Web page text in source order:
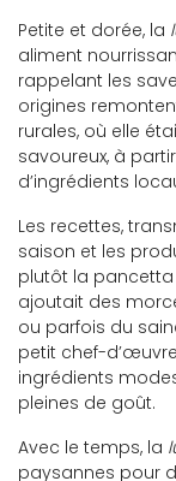
Petite et dorée, la
aliment
rappelant les
origines
rurales, où elle
savoureux, à
d’ingrédients
Les recettes,
saison et les
plutôt la pancetta
ajoutait des
ou parfois du
petit chef-
ingrédients
pleines de goût.
Avec le temps, la
paysannes pour